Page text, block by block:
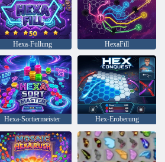
Hexa-Füllung HexaFill
Hexa-Sortiermeister Hex-Eroberung